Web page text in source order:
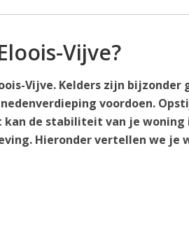
Vijve?
Vijve. Kelders zijn bijzonder
voordoen.
kan de stabiliteit van je woning
Hieronder vertellen we je